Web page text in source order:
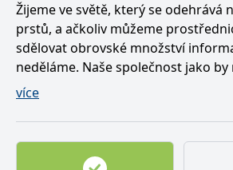
Žijeme ve světě, který se odehrává
prstů, a ačkoliv můžeme
sdělovat obrovské množství
neděláme. Naše společnost jako
téměř fobii nebo je odsuzovala jako
pocitů, které často nedokážeme
hlasu či mimikou obličeje. Fyzický
mnoho vybudovat, ale také hodně
více